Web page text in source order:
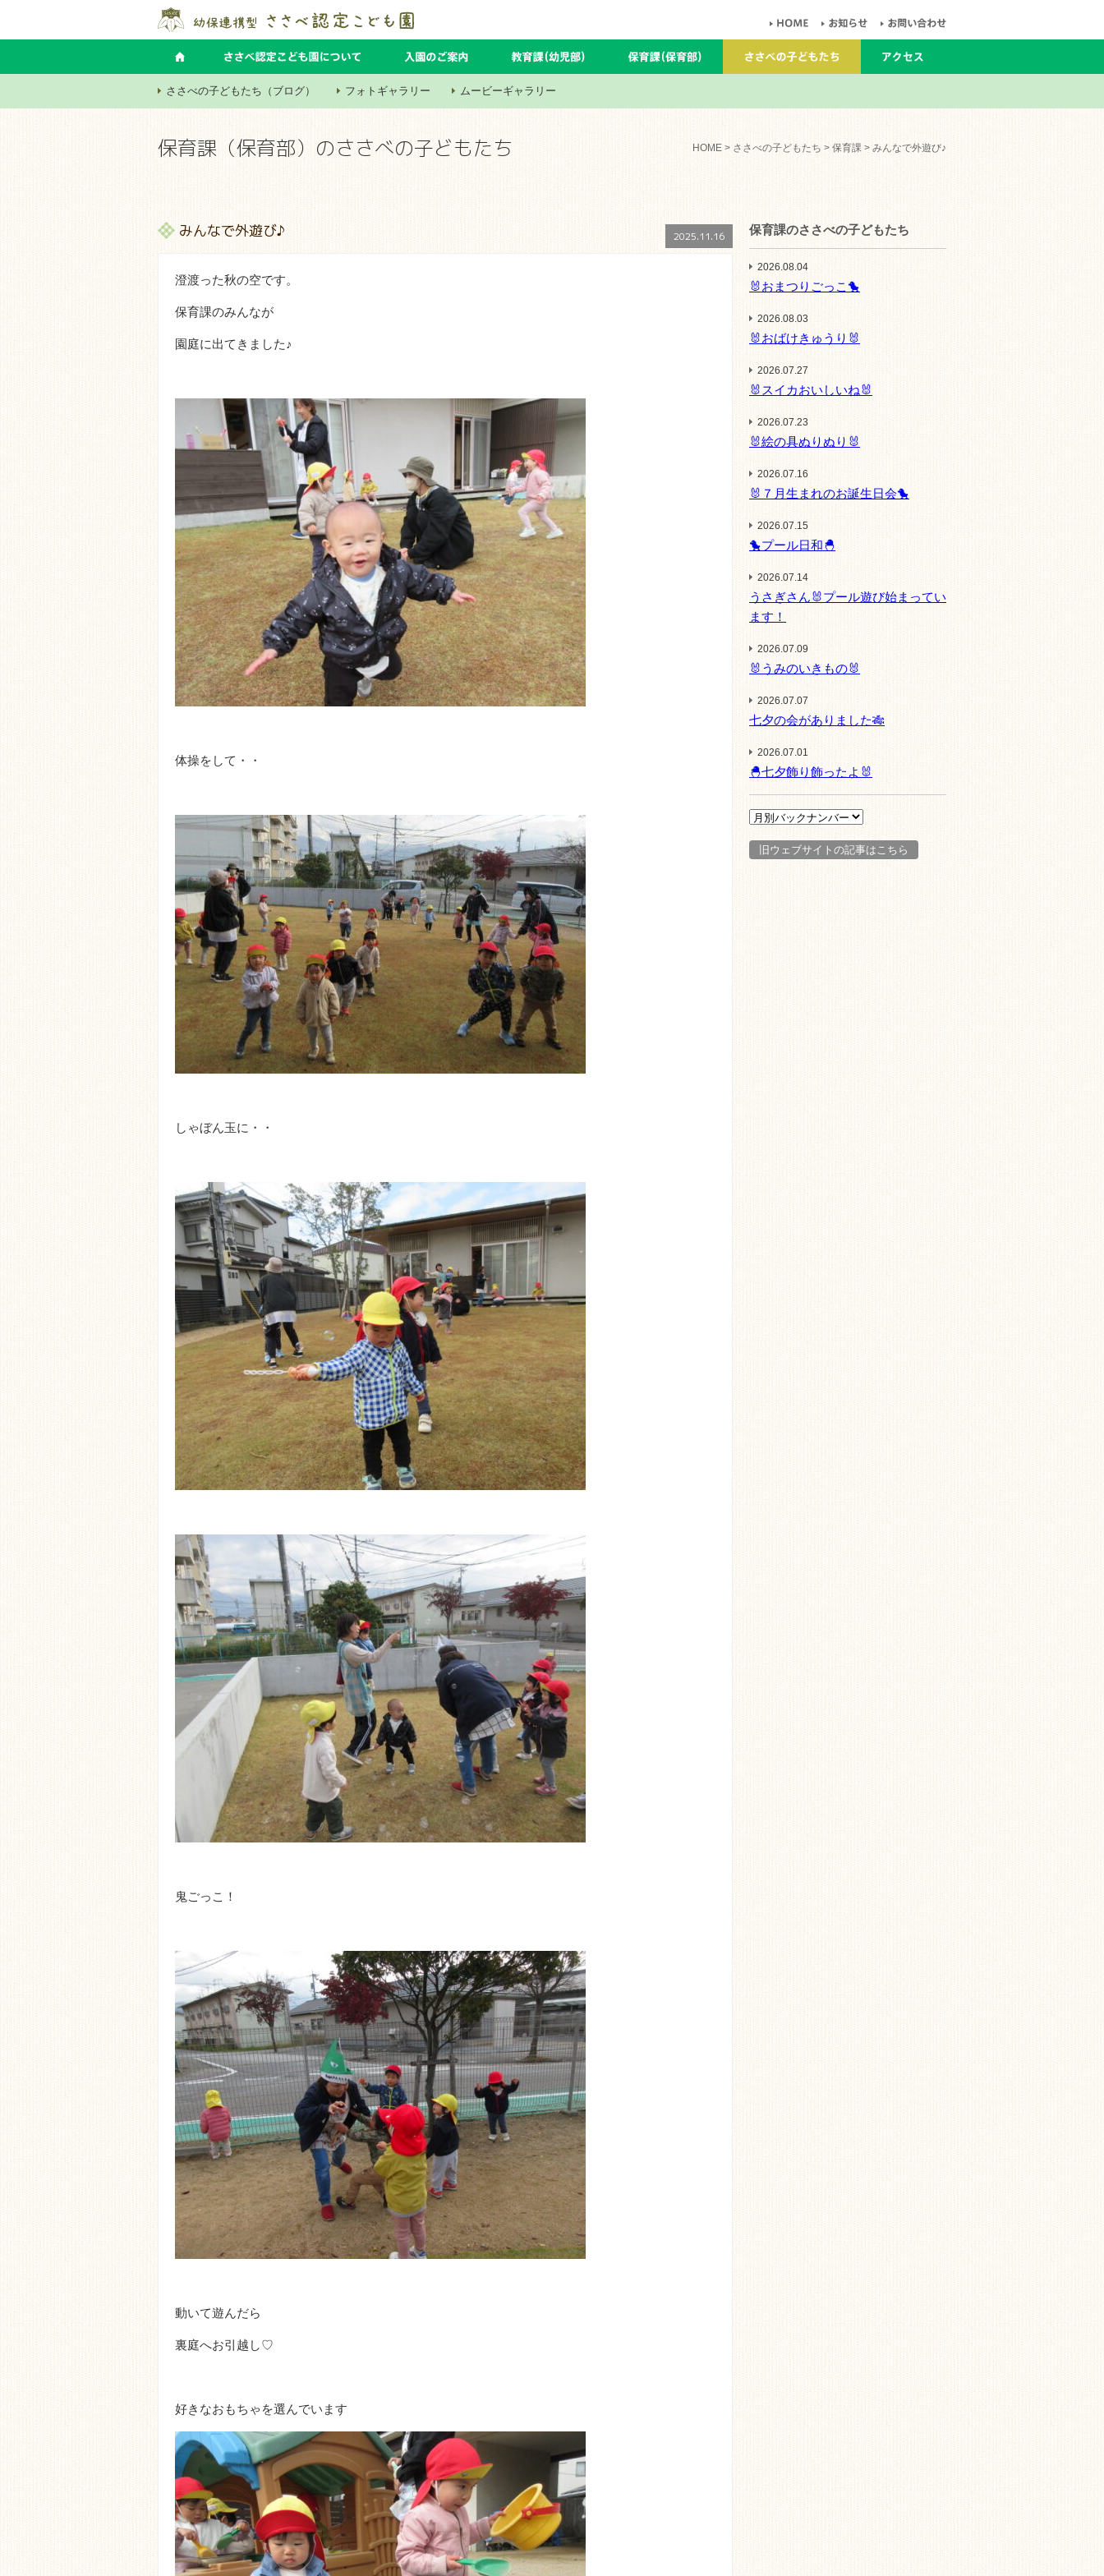
ささべの子どもたち（ブログ） フォトギャラリー ムービーギャラリー
保育課（保育部）のささべの子どもたち HOME > ささべの子どもたち > 保育課 > みんなで外遊び♪
みんなで外遊び♪ 2025.11.16
澄渡った秋の空です。
保育課のみんなが
園庭に出てきました♪
体操をして・・
しゃぼん玉に・・
鬼ごっこ！
動いて遊んだら
裏庭へお引越し♡
好きなおもちゃを選んでいます
保育課のささべの子どもたち
2026.08.04
🐰おまつりごっこ🐤
2026.08.03
🐰おばけきゅうり🐰
2026.07.27
🐰スイカおいしいね🐰
2026.07.23
🐰絵の具ぬりぬり🐰
2026.07.16
🐰７月生まれのお誕生日会🐤
2026.07.15
🐤プール日和🐣
2026.07.14
うさぎさん🐰プール遊び始まってい
ます！
2026.07.09
🐰うみのいきもの🐰
2026.07.07
七夕の会がありました🎋
2026.07.01
🐣七夕飾り飾ったよ🐰
旧ウェブサイトの記事はこちら